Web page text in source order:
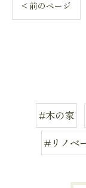
< 前のページ
#木の家
#リノベ